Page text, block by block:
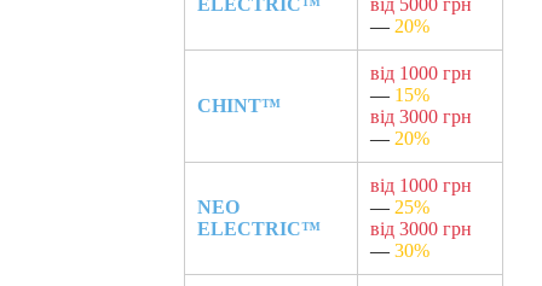
ELECTRIC™
від 5000 грн
— 20%
CHINT™
від 1000 грн
— 15%
від 3000 грн
— 20%
NEO
ELECTRIC™
від 1000 грн
— 25%
від 3000 грн
— 30%